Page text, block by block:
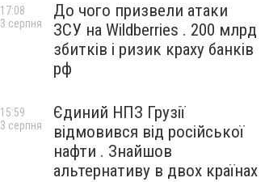
До чого призвели атаки
ЗСУ на Wildberries . 200 млрд
збитків і ризик краху банків
рф
17:08
3 серпня
Єдиний НПЗ Грузії
відмовився від російської
нафти . Знайшов
альтернативу в двох країнах
15:59
3 серпня